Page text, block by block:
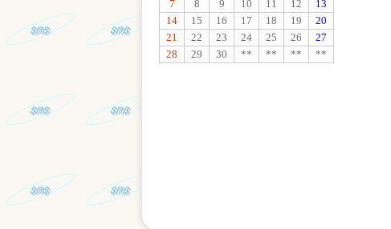
7
8 9 10 11 12
13
14
15 16 17 18 19
20
21
22 23 24 25 26
27
28
29 30 ** ** ** **